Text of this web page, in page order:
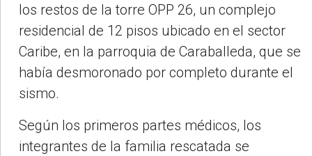
los restos de la torre OPP 26, un complejo
residencial de 12 pisos ubicado en el sector
Caribe, en la parroquia de Caraballeda, que se
había desmoronado por completo durante el
sismo.
Según los primeros partes médicos, los
integrantes de la familia rescatada se